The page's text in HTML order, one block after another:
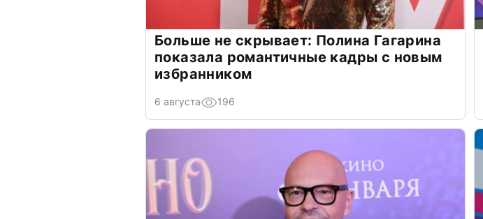
Больше не скрывает: Полина Гагарина
показала романтичные кадры с новым
избранником
6 августа 196